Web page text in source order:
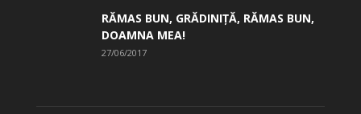
RĂMAS BUN, GRĂDINIŢĂ, ­RĂMAS BUN,
DOAMNA MEA!
27/06/2017